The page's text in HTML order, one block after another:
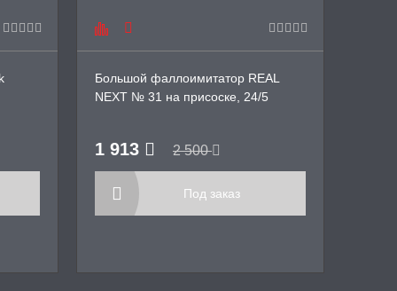
Большой фаллоимитатор REAL
NEXT № 31 на присоске, 24/5
1 913 2 500
Под заказ